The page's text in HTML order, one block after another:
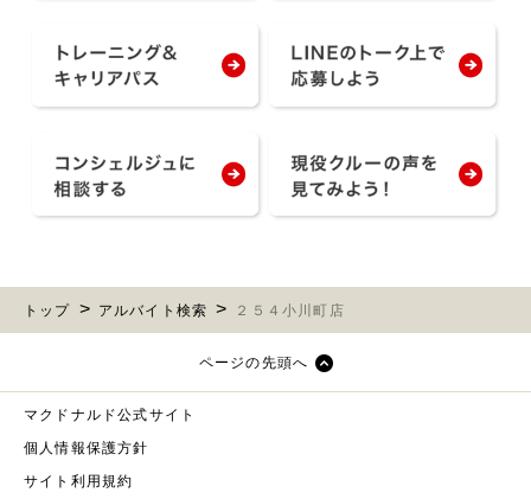
トップ アルバイト検索 ２５４小川町店
ページの先頭へ
マクドナルド公式サイト
個人情報保護方針
サイト利用規約